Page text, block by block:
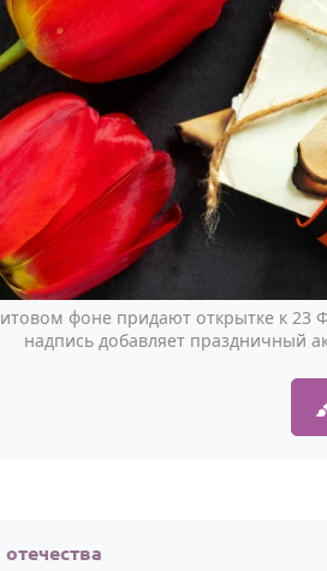
фоне придают открытке к 23
надпись добавляет праздничный